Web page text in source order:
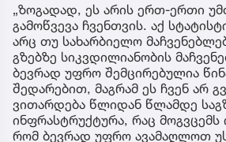
„ზოგადად, ეს არის ერთ-ერთი
გამოწვევა ჩვენთვის. აქ
არც თუ სახარბიელო
გზებზე სიკვდილიანობის
ბევრად უფრო შემცირებულია
შედარებით, მაგრამ ეს ჩვენ არ
ვითარდება წლიდან წლამდე
ინფრასტრუქტურა, რაც მოგვცემს
რომ ბევრად უფრო ავამაღლოთ